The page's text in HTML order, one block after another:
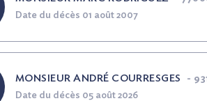
Date du décès 01 août 2007
MONSIEUR ANDRÉ COURRESGES -
Date du décès 05 août 2026